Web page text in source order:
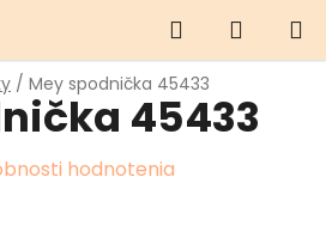
Hľadať
KOŠÍK
/ Mey spodnička 45433
45433
hodnotenia